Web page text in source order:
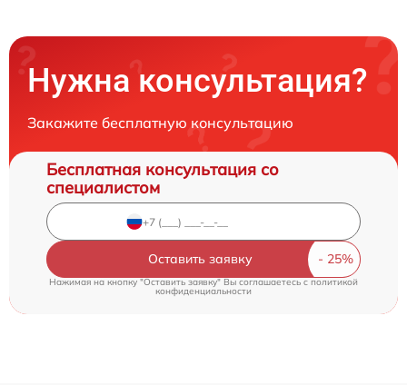
Нужна консультация?
Закажите бесплатную консультацию
Бесплатная консультация со
специалистом
Оставить заявку
Нажимая на кнопку "Оставить заявку" Вы соглашаетесь cполитикой
конфиденциальности